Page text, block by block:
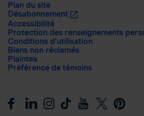
Plan du site
Désabonnement
Accessibilité
Protection des renseignements
Conditions d’utilisation
Biens non réclamés
Plaintes
Préférence de témoins